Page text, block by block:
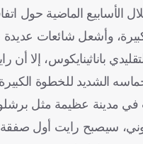
الأسابيع الماضية حول
وأشعل شائعات عديدة
باناثينايكوس، إلا أن
البالغ طوله 2.06 متر، عن حماسه
في مدينة عظيمة مثل
سيصبح رايت أول